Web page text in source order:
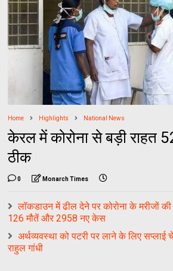
Home Highlights National News
केरल में कोरोना से बड़ी राहत
ठीक
0 Monarch Times
लॉकडाउन में ढील देने पर कोरोना के मरीजों
126 मौतें और 2958 नए केस
अर्थव्यवस्था को पटरी पर लाने के लिए सप्लाई
राहुल गांधी